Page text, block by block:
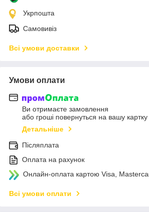
Укрпошта
Самовивіз
Всі умови доставки
Умови оплати
Ви отримаєте замовлення
або гроші повернуться на вашу картку
Детальніше
Післяплата
Оплата на рахунок
Онлайн-оплата картою Visa,
Всі умови оплати